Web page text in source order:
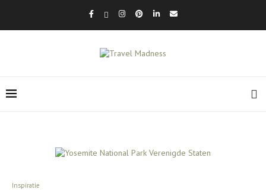
Inspiratie